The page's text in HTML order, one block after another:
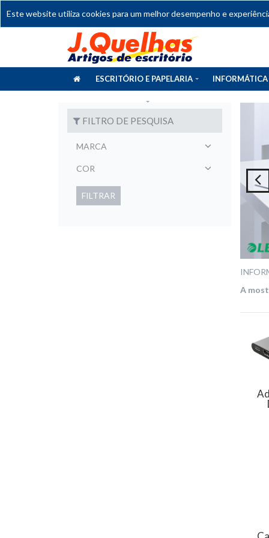
Este website utiliza cookies para um melhor desempenho e
ESCRITÓRIO E PAPELARIA INFORMÁTICA
FILTRO DE PESQUISA
MARCA
COR
FILTRAR
A